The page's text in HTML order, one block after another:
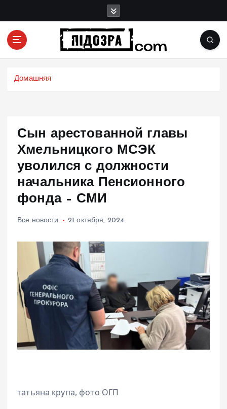
Подозрения и факты преступных действий в
Домашняя
Сын арестованной главы
Хмельницкого МСЭК
уволился с должности
начальника Пенсионного
фонда – СМИ
Все новости 21 октября, 2024
татьяна крупа, фото ОГП